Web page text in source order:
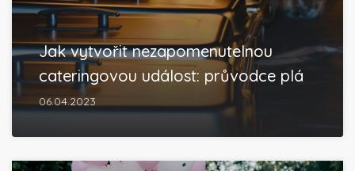
Jak vytvořit nezapomenutelnou
cateringovou událost: průvodce plá
06.04.2023